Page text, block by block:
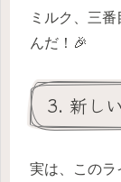
ミルク、三
んだ！🎉
3. 新し
実は、このラ